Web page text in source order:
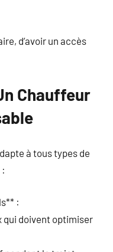
d’avoir un accès
Chauffeur
à tous types de
:
qui doivent optimiser